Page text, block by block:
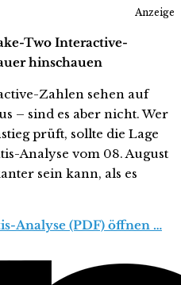
Anzeige
Two Interactive-
hinschauen
Zahlen sehen auf
– sind es aber nicht. Wer
prüft, sollte die Lage
Analyse vom 08. August
sein kann, als es
Analyse (PDF) öffnen …